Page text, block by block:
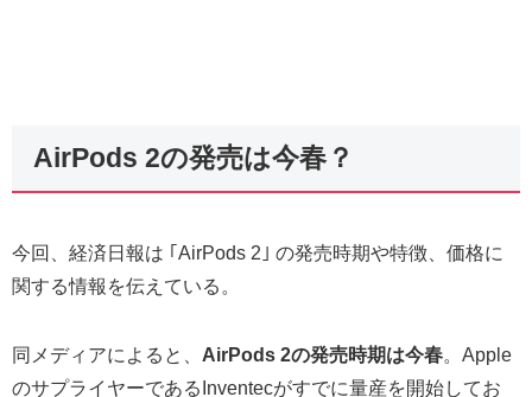
AirPods 2の発売は今春？
今回、経済日報は ｢AirPods 2｣ の発売時期や特徴、価格に
関する情報を伝えている。
同メディアによると、 AirPods 2の発売時期は今春。Apple
のサプライヤーであるInventecがすでに量産を開始してお